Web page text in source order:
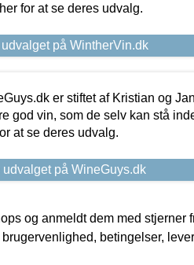
for at se deres udvalg.
på WintherVin.dk
er stiftet af Kristian og
god vin, som de selv kan stå
at se deres udvalg.
udvalget på WineGuys.dk
og anmeldt dem med stjerner
betingelser,